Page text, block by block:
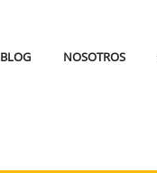
BLOG NOSOTROS